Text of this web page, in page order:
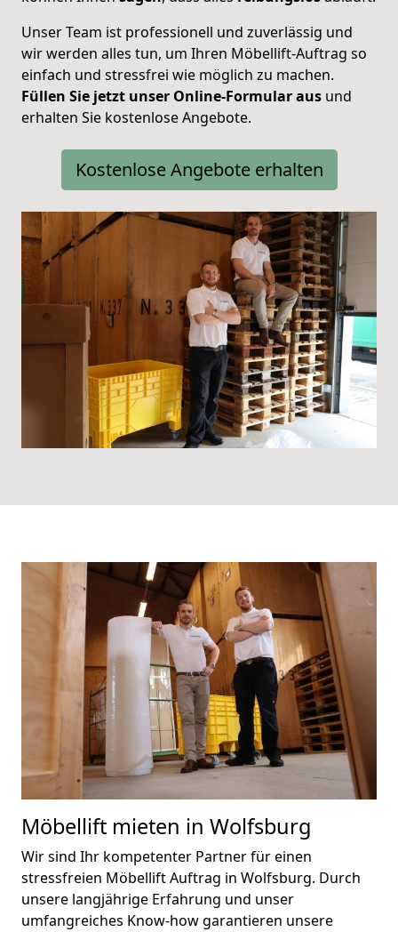
Unser Team ist professionell und zuverlässig und
wir werden alles tun, um Ihren Möbellift-Auftrag so
einfach und stressfrei wie möglich zu machen.
Füllen Sie jetzt unser Online-Formular aus und
erhalten Sie kostenlose Angebote.
Kostenlose Angebote erhalten
Möbellift mieten in Wolfsburg
Wir sind Ihr kompetenter Partner für einen
stressfreien Möbellift Auftrag in Wolfsburg. Durch
unsere langjährige Erfahrung und unser
umfangreiches Know-how garantieren unsere